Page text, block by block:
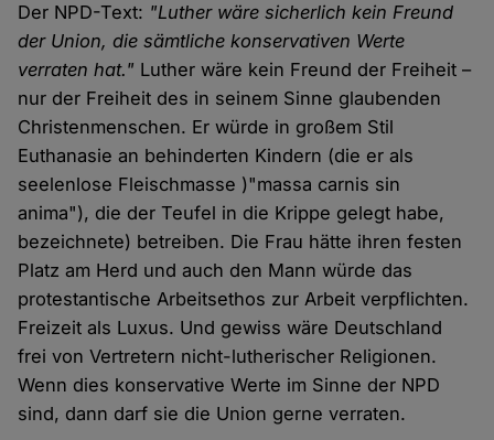
Der NPD-Text: "Luther wäre sicherlich kein Freund
der Union, die sämtliche konservativen Werte
verraten hat." Luther wäre kein Freund der Freiheit –
nur der Freiheit des in seinem Sinne glaubenden
Christenmenschen. Er würde in großem Stil
Euthanasie an behinderten Kindern (die er als
seelenlose Fleischmasse )"massa carnis sin
anima"), die der Teufel in die Krippe gelegt habe,
bezeichnete) betreiben. Die Frau hätte ihren festen
Platz am Herd und auch den Mann würde das
protestantische Arbeitsethos zur Arbeit verpflichten.
Freizeit als Luxus. Und gewiss wäre Deutschland
frei von Vertretern nicht-lutherischer Religionen.
Wenn dies konservative Werte im Sinne der NPD
sind, dann darf sie die Union gerne verraten.